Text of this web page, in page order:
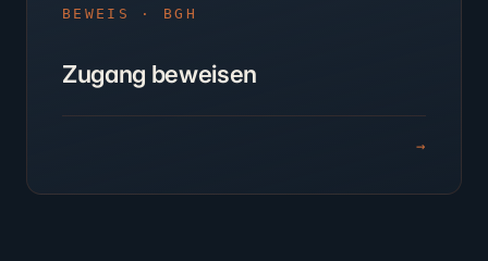
BEWEIS · BGH
Zugang beweisen
→